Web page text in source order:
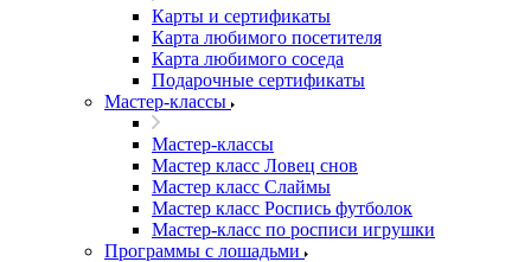
Карты и сертификаты
Карта любимого посетителя
Карта любимого соседа
Подарочные сертификаты
Мастер-классы
Мастер-классы
Мастер класс Ловец снов
Мастер класс Слаймы
Мастер класс Роспись футболок
Мастер-класс по росписи игрушки
Программы с лошадьми